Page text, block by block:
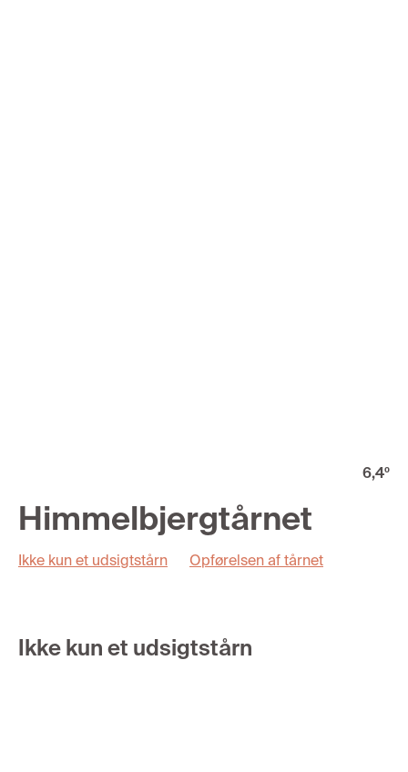
6,4º
Himmelbjergtårnet
Ikke kun et udsigtstårn Opførelsen af tårnet
Ikke kun et udsigtstårn